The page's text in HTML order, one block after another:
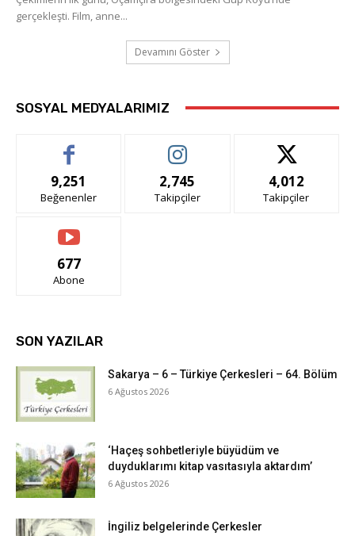
gerçekleşti. Film, anne...
Devamını Göster
SOSYAL MEDYALARIMIZ
9,251
Beğenenler
2,745
Takipçiler
4,012
Takipçiler
677
Abone
SON YAZILAR
Sakarya – 6 – Türkiye Çerkesleri – 64. Bölüm
6 Ağustos 2026
‘Haçeş sohbetleriyle büyüdüm ve
duyduklarımı kitap vasıtasıyla aktardım’
6 Ağustos 2026
İngiliz belgelerinde Çerkesler